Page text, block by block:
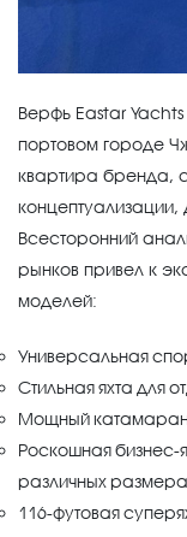
Верфь Eastar
портовом городе
квартира бренда,
концептуализации,
Всесторонний
рынков привел к
моделей:
Универсальная
Стильная яхта для
Мощный катамаран
Роскошная бизнес-
различных
116-футовая